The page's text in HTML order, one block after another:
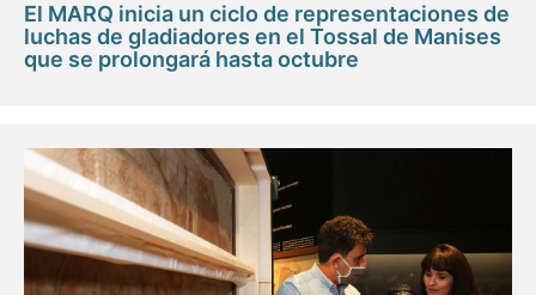
El MARQ inicia un ciclo de representaciones de
luchas de gladiadores en el Tossal de Manises
que se prolongará hasta octubre